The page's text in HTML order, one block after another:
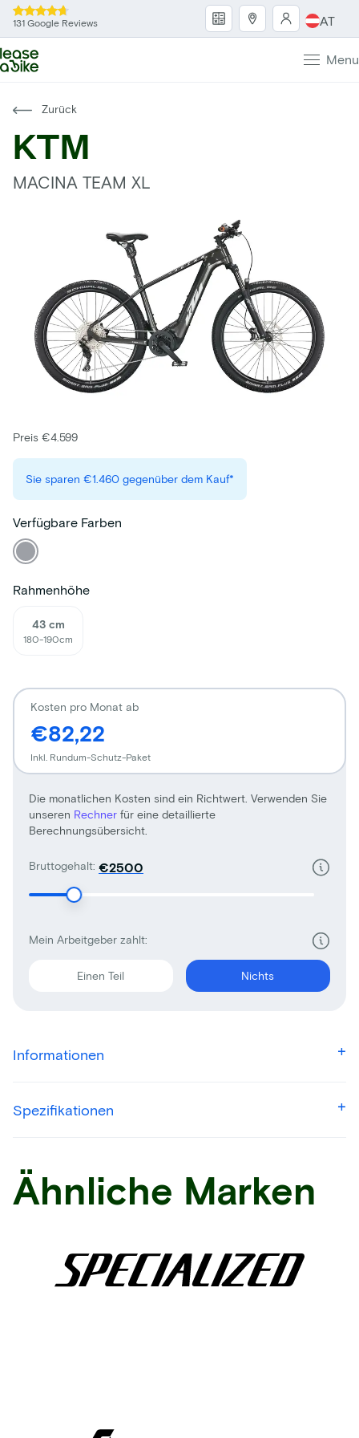
131 Google Reviews AT
Menu
Zurück
KTM
MACINA TEAM XL
Preis €4.599
Sie sparen €1.460 gegenüber dem Kauf*
Verfügbare Farben
Rahmenhöhe
43 cm
180-190cm
Bruttogehalt: €
Mein Arbeitgeber zahlt:
Einen Teil Nichts
Die monatlichen Kosten sind ein Richtwert. Verwenden Sie
unseren Rechner für eine detaillierte
Berechnungsübersicht.
Kosten pro Monat ab
€82,22
Inkl. Rundum-Schutz-Paket
Informationen
Spezifikationen
Ähnliche Marken